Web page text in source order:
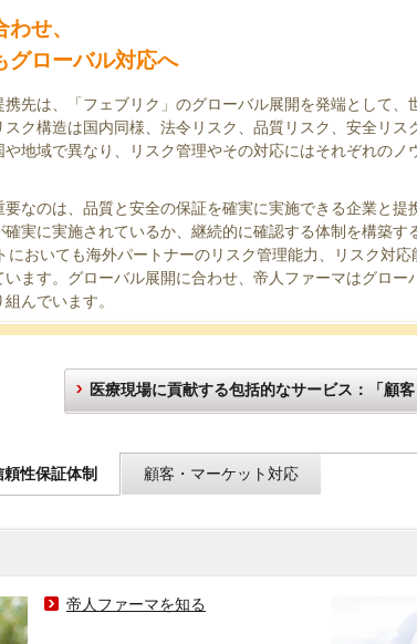
せ、
グローバル対応へ
先は、「フェブリク」のグローバル展開を発端として、
ク構造は国内同様、法令リスク、品質リスク、安全リス
地域で異なり、リスク管理やその対応にはそれぞれのノ
なのは、品質と安全の保証を確実に実施できる企業と提
確実に実施されているか、継続的に確認する体制を構築す
においても海外パートナーのリスク管理能力、リスク対応
ます。グローバル展開に合わせ、帝人ファーマはグロー
んでいます。
医療現場に貢献する包括的なサービス：「顧客
頼性保証体制 顧客・マーケット対応
帝人ファーマを知る